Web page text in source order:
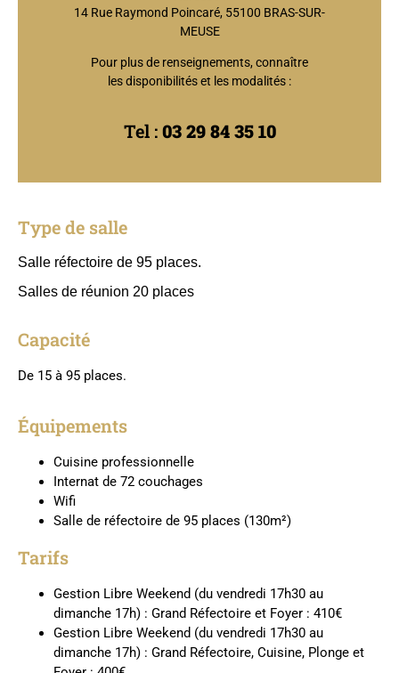
Type de salle
Salle réfectoire de 95 places.
Salles de réunion 20 places
Capacité
De 15 à 95 places.
Équipements
Cuisine professionnelle
Internat de 72 couchages
Wifi
Salle de réfectoire de 95 places (130m²)
Tarifs
Gestion Libre Weekend (du vendredi 17h30 au
dimanche 17h) : Grand Réfectoire et Foyer : 410€
Gestion Libre Weekend (du vendredi 17h30 au
dimanche 17h) : Grand Réfectoire, Cuisine, Plonge et
14 Rue Raymond Poincaré, 55100 BRAS-SUR-
MEUSE
Pour plus de renseignements, connaître
les disponibilités et les modalités :
Tel :03 29 84 35 10